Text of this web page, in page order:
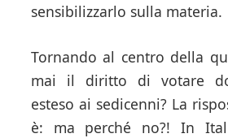
sensibilizzarlo sulla materia.
Tornando al centro della
mai il diritto di votare
esteso ai sedicenni? La
è: ma perché no?! In